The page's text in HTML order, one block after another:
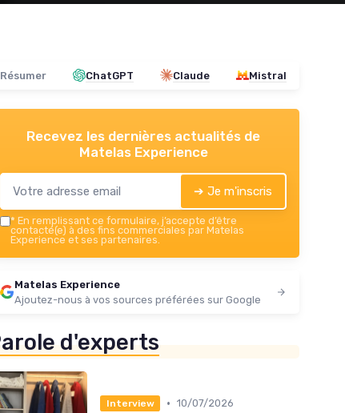
Résumer ChatGPT Claude Mistral
Recevez les dernières actualités de
Matelas Experience
➔ Je m'inscris
* En remplissant ce formulaire, j’accepte d’être
contacté(e) à des fins commerciales par Matelas
Experience et ses partenaires.
Matelas Experience
Ajoutez-nous à vos sources préférées sur Google
d'experts
Interview • 10/07/2026